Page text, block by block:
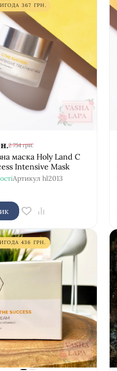
367 ГРН.
2 754 грн.
маска Holy Land C
Intensive Mask
Артикул hl2013
436 ГРН.